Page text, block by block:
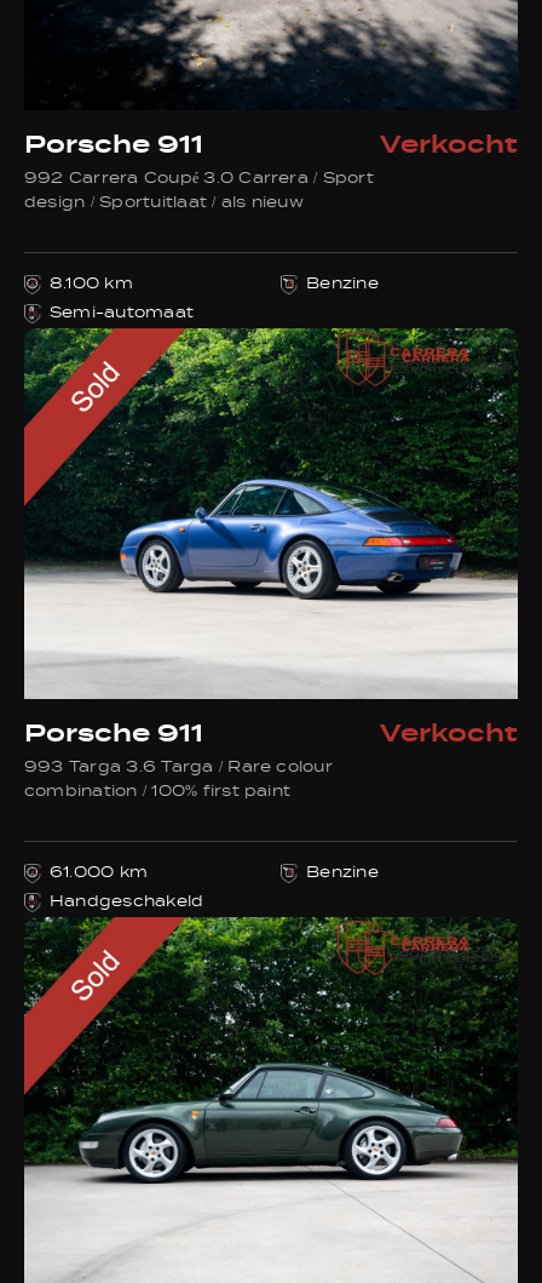
InstagramWhatsApp
Porsche 911 Verkocht
992 Carrera Coupé 3.0 Carrera / Sport
design / Sportuitlaat / als nieuw
8.100 km
Benzine
Semi-automaat
Porsche 911 Verkocht
993 Targa 3.6 Targa / Rare colour
combination / 100% first paint
61.000 km
Benzine
Handgeschakeld